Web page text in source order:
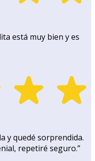
está muy bien y es
y quedé sorprendida.
repetiré seguro.”